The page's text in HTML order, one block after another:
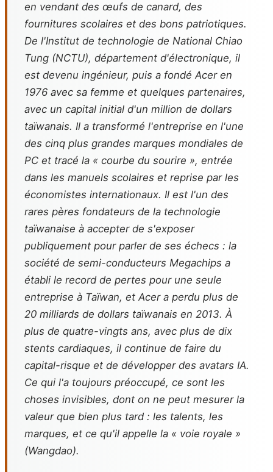
en vendant des œufs de canard, des
fournitures scolaires et des bons patriotiques.
De l'Institut de technologie de National Chiao
Tung (NCTU), département d'électronique, il
est devenu ingénieur, puis a fondé Acer en
1976 avec sa femme et quelques partenaires,
avec un capital initial d'un million de dollars
taïwanais. Il a transformé l'entreprise en l'une
des cinq plus grandes marques mondiales de
PC et tracé la « courbe du sourire », entrée
dans les manuels scolaires et reprise par les
économistes internationaux. Il est l'un des
rares pères fondateurs de la technologie
taïwanaise à accepter de s'exposer
publiquement pour parler de ses échecs : la
société de semi-conducteurs Megachips a
établi le record de pertes pour une seule
entreprise à Taïwan, et Acer a perdu plus de
20 milliards de dollars taïwanais en 2013. À
plus de quatre-vingts ans, avec plus de dix
stents cardiaques, il continue de faire du
capital-risque et de développer des avatars IA.
Ce qui l'a toujours préoccupé, ce sont les
choses invisibles, dont on ne peut mesurer la
valeur que bien plus tard : les talents, les
marques, et ce qu'il appelle la « voie royale »
(Wangdao).